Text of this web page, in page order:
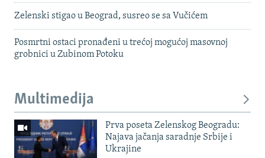
Zelenski stigao u Beograd, susreo se sa Vučićem
Posmrtni ostaci pronađeni u trećoj mogućoj masovnoj
grobnici u Zubinom Potoku
Multimedija
Prva poseta Zelenskog Beogradu:
Najava jačanja saradnje Srbije i
Ukrajine